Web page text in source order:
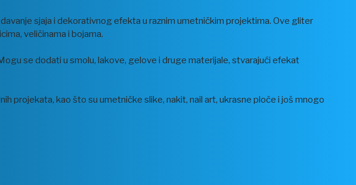
sjaja i dekorativnog efekta u raznim umetničkim projektima. Ove gliter
veličinama i bojama.
se dodati u smolu, lakove, gelove i druge materijale, stvarajući efekat
projekata, kao što su umetničke slike, nakit, nail art, ukrasne ploče i još mnogo